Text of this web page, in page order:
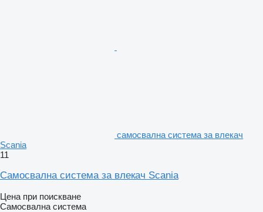
самосвална система за влекач
Scania
11
Самосвална система за влекач Scania
Цена при поискване
Самосвална система